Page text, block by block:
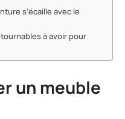
s’écaille avec le
à avoir pour
un meuble